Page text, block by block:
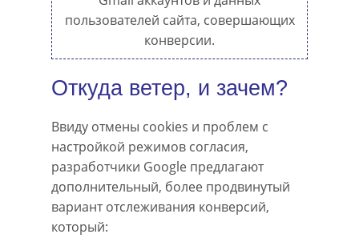
пользователей сайта, совершающих
конверсии.
Откуда ветер, и зачем?
Ввиду отмены cookies и проблем с
настройкой режимов согласия,
разработчики Google предлагают
дополнительный, более продвинутый
вариант отслеживания конверсий,
который: